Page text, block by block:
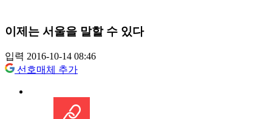
이제는 서울을 말할 수 있다
입력 2016-10-14 08:46
선호매체 추가